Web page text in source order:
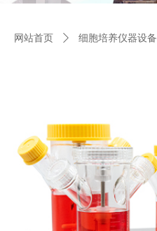
网站首页 ꄲ 细胞培养仪器设备